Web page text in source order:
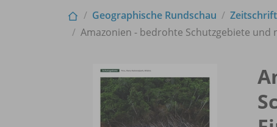
Geographische Rundschau
Amazonien - bedrohte Schutzgebiete und